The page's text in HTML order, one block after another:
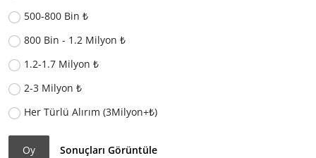
500-800 Bin ₺
800 Bin - 1.2 Milyon ₺
1.2-1.7 Milyon ₺
2-3 Milyon ₺
Her Türlü Alırım (3Milyon+₺)
Oy Sonuçları Görüntüle